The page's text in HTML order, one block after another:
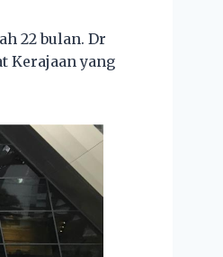
22 bulan. Dr
Kerajaan yang